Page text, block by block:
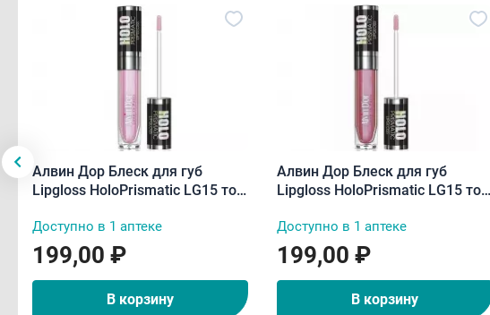
Алвин Дор Блеск для губ
Lipgloss HoloPrismatic LG15 тон
Доступно в 1 аптеке
199,00 ₽
В корзину
Алвин Дор Блеск для губ
Lipgloss HoloPrismatic LG15 тон
Доступно в 1 аптеке
199,00 ₽
В корзину